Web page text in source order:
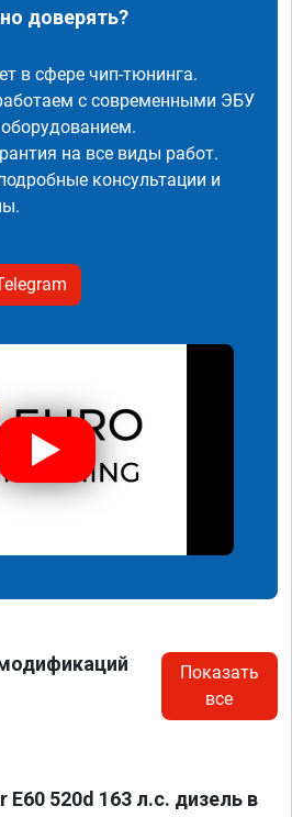
доверять?
в сфере чип-тюнинга.
с современными ЭБУ
на все виды работ.
консультации и
Показать
все
E60 520d 163 л.с. дизель в